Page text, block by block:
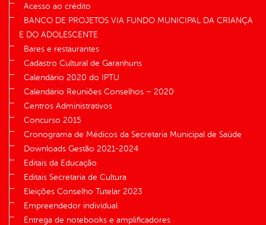
Acesso ao crédito
BANCO DE PROJETOS VIA FUNDO MUNICIPAL DA CRIANÇA
E DO ADOLESCENTE
Bares e restaurantes
Cadastro Cultural de Garanhuns
Calendário 2020 do IPTU
Calendário Reuniões Conselhos – 2020
Centros Administrativos
Concurso 2015
Cronograma de Médicos da Secretaria Municipal de Saúde
Downloads Gestão 2021-2024
Editais da Educação
Editais Secretaria de Cultura
Eleições Conselho Tutelar 2023
Empreendedor individual
Entrega de notebooks e amplificadores